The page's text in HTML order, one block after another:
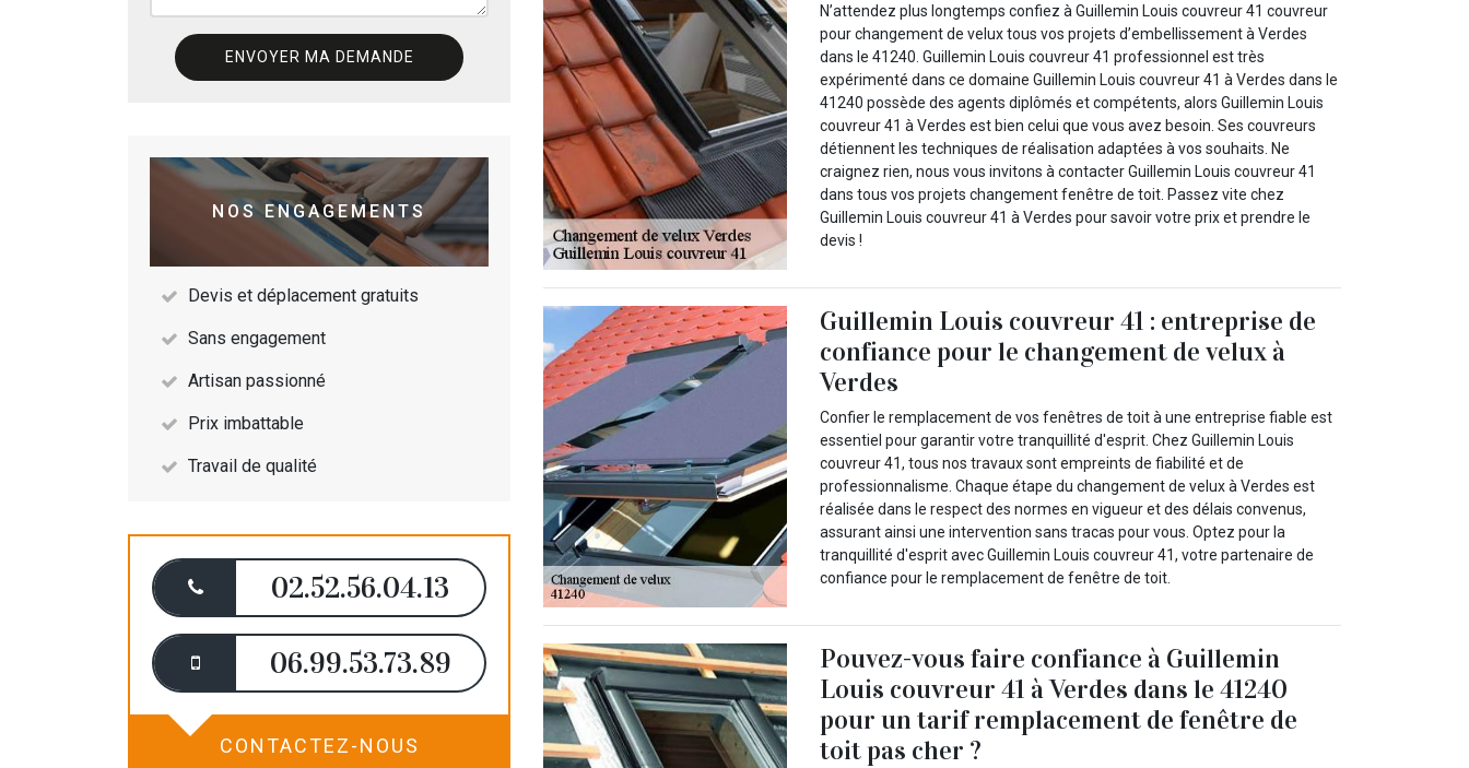
NOS ENGAGEMENTS
Devis et déplacement gratuits
Sans engagement
Artisan passionné
Prix imbattable
Travail de qualité
02.52.56.04.13
06.99.53.73.89
CONTACTEZ-NOUS
N’attendez plus longtemps confiez à Guillemin Louis couvreur 41 couvreur
pour changement de velux tous vos projets d’embellissement à Verdes
dans le 41240. Guillemin Louis couvreur 41 professionnel est très
expérimenté dans ce domaine Guillemin Louis couvreur 41 à Verdes dans le
41240 possède des agents diplômés et compétents, alors Guillemin Louis
couvreur 41 à Verdes est bien celui que vous avez besoin. Ses couvreurs
détiennent les techniques de réalisation adaptées à vos souhaits. Ne
craignez rien, nous vous invitons à contacter Guillemin Louis couvreur 41
dans tous vos projets changement fenêtre de toit. Passez vite chez
Guillemin Louis couvreur 41 à Verdes pour savoir votre prix et prendre le
devis !
Guillemin Louis couvreur 41 : entreprise de
confiance pour le changement de velux à
Verdes
Confier le remplacement de vos fenêtres de toit à une entreprise fiable est
essentiel pour garantir votre tranquillité d'esprit. Chez Guillemin Louis
couvreur 41, tous nos travaux sont empreints de fiabilité et de
professionnalisme. Chaque étape du changement de velux à Verdes est
réalisée dans le respect des normes en vigueur et des délais convenus,
assurant ainsi une intervention sans tracas pour vous. Optez pour la
tranquillité d'esprit avec Guillemin Louis couvreur 41, votre partenaire de
confiance pour le remplacement de fenêtre de toit.
Pouvez-vous faire confiance à Guillemin
Louis couvreur 41 à Verdes dans le 41240
pour un tarif remplacement de fenêtre de
toit pas cher ?